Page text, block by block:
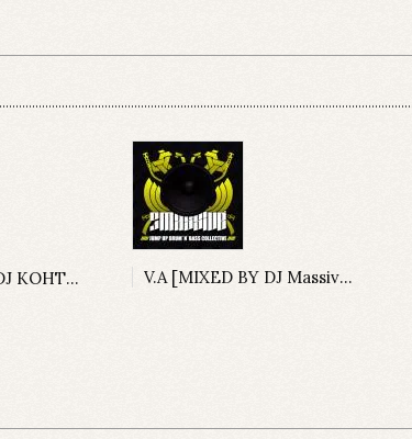
CARDZ. ENA & DJ KOHTA / SHACKLES V.A [MIXED BY DJ Massive] / Jump Up Drum'N'Bass Collective